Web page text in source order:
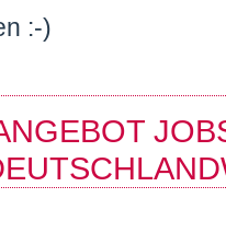
:-)